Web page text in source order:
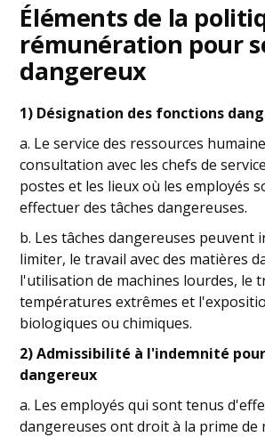
Éléments de la
rémunération pour
dangereux
1) Désignation des fonctions
a. Le service des ressources
consultation avec les chefs de
postes et les lieux où les employés
effectuer des tâches dangereuses.
b. Les tâches dangereuses peuvent
limiter, le travail avec des matières
l'utilisation de machines lourdes, le
températures extrêmes et
biologiques ou chimiques.
2) Admissibilité à l'indemnité
dangereux
a. Les employés qui sont tenus
dangereuses ont droit à la prime de